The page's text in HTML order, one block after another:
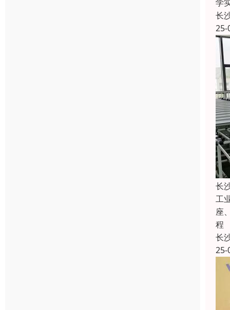
学
长
25-
长
工
座
程
长
25-